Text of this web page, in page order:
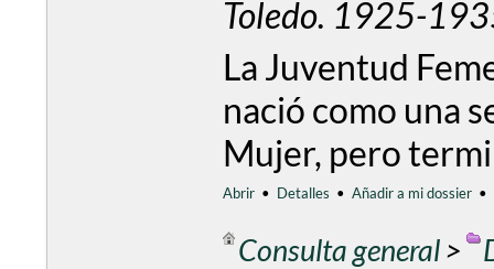
Toledo. 1925-
La Juventud
nació como una
Mujer, pero
Abrir • Detalles • Añadir a mi dossier •
Consulta general>